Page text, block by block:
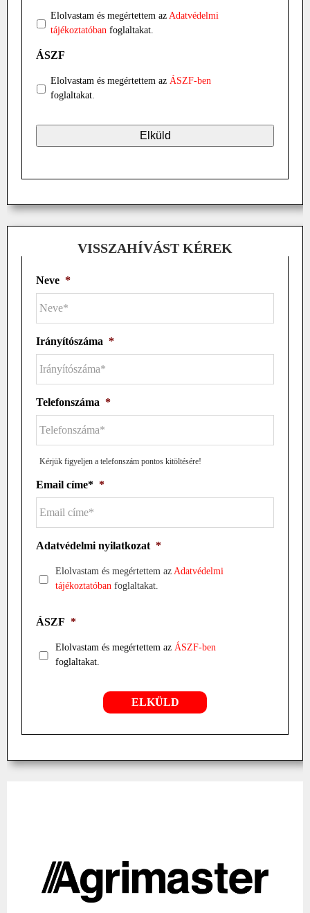
Elolvastam és megértettem az Adatvédelmi
tájékoztatóban foglaltakat.
ÁSZF
Elolvastam és megértettem az ÁSZF-ben
foglaltakat.
VISSZAHÍVÁST KÉREK
Neve *
Irányítószáma *
Telefonszáma *
Kérjük figyeljen a telefonszám pontos kitöltésére!
Email címe* *
Adatvédelmi nyilatkozat *
Elolvastam és megértettem az Adatvédelmi
tájékoztatóban foglaltakat.
ÁSZF *
Elolvastam és megértettem az ÁSZF-ben
foglaltakat.